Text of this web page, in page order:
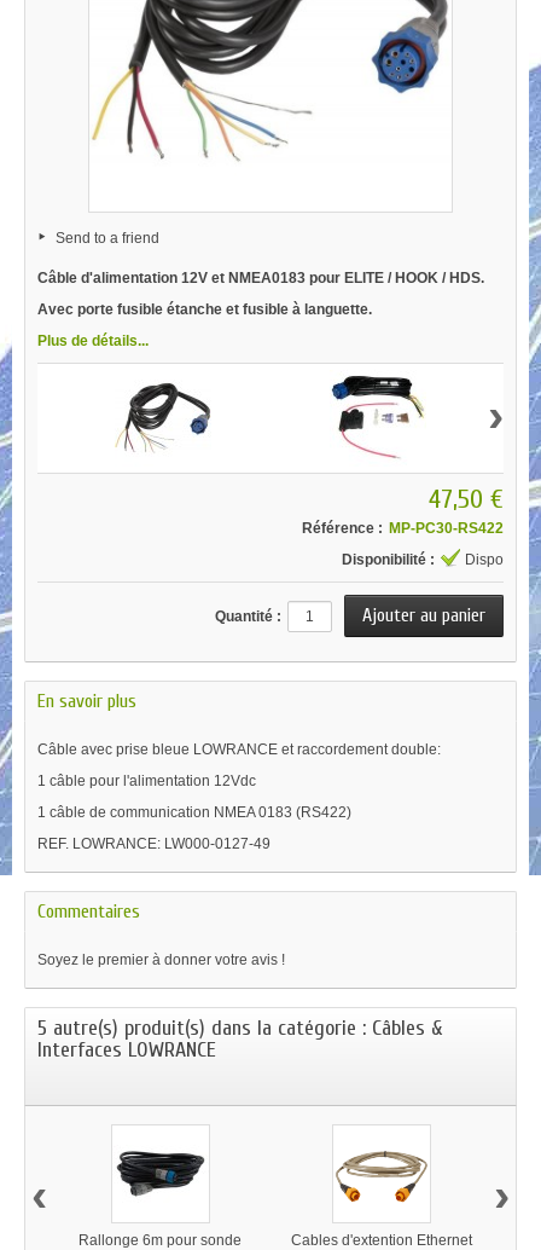
Send to a friend
Câble d'alimentation 12V et NMEA0183 pour ELITE / HOOK / HDS.
Avec porte fusible étanche et fusible à languette.
Plus de détails...
›
47,50 €
Référence : MP-PC30-RS422
Disponibilité :
Dispo
Quantité :
En savoir plus
Câble avec prise bleue LOWRANCE et raccordement double:
1 câble pour l'alimentation 12Vdc
1 câble de communication NMEA 0183 (RS422)
REF. LOWRANCE: LW000-0127-49
Commentaires
Soyez le premier à donner votre avis !
5 autre(s) produit(s) dans la catégorie : Câbles &
Interfaces LOWRANCE
Rallonge 6m pour sonde
Cables d'extention Ethernet
‹ ›